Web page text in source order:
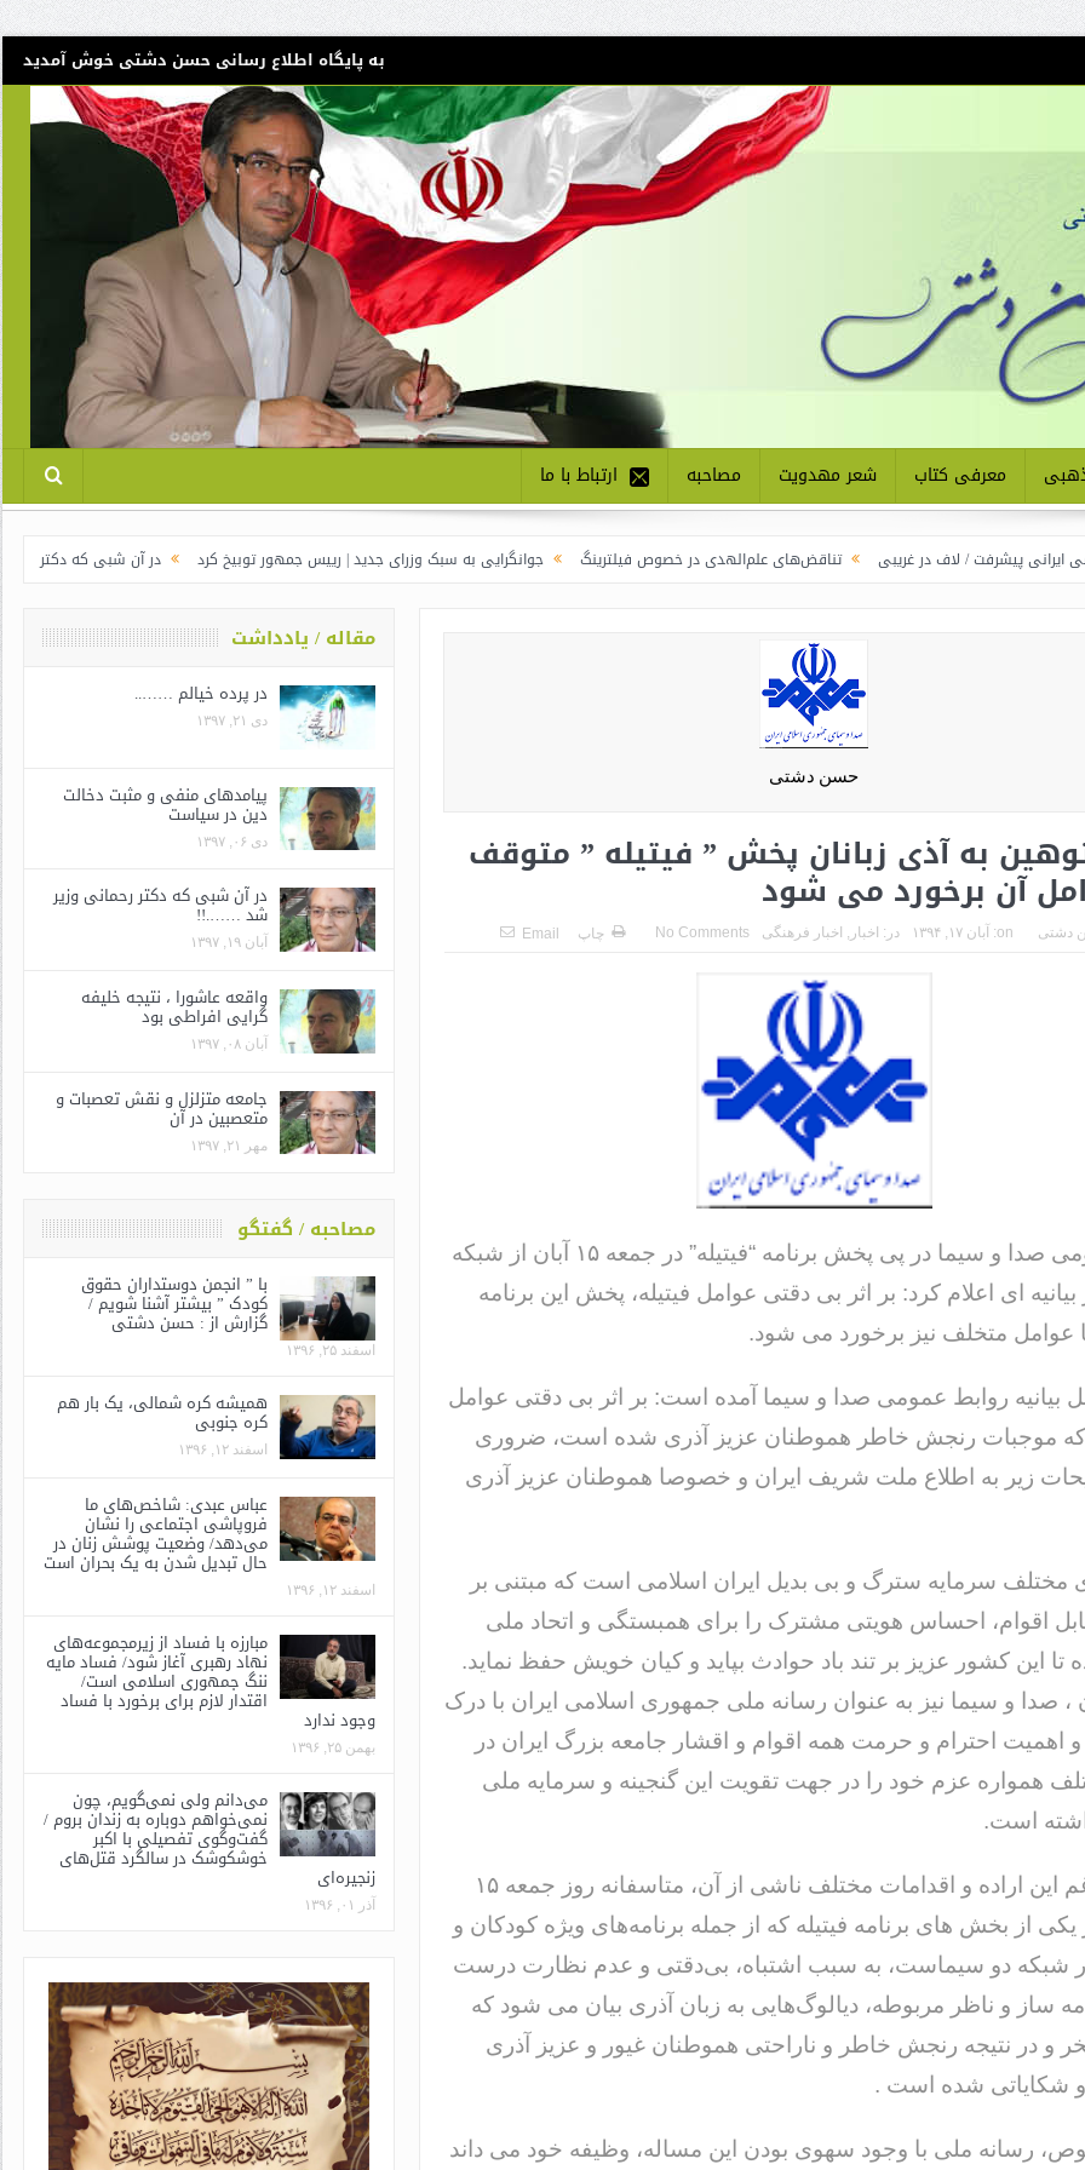
به پایگاه اطلاع رسانی حسن دشتی خوش آمدید
معرفی کتاب شعر مهدویت مصاحبه ارتباط با ما
/ لاف در غریبی تناقض‌های علم‌الهدی در خصوص فیلترینگ جوانگرایی به سبک وزرای جدید | رییس جمهور توبیخ کرد در آن شبی که دکتر رحمانی وزیر شد
حسن دشتی
به آذی زبانان پخش ” فیتیله ” متوقف
آن برخورد می شود
دشتی on: آبان ۱۷, ۱۳۹۴ در: اخبار , اخبار فرهنگی No Comments چاپ Email
روابط عمومی صدا و سیما در پی پخش برنامه “فیتیله” در جمعه ۱۵ آبان از شبکه
ای اعلام کرد: بر اثر بی دقتی عوامل فیتیله، پخش این برنامه
عوامل متخلف نیز برخورد می شود.
بیانیه روابط عمومی صدا و سیما آمده است: بر اثر بی دقتی عوامل
که موجبات رنجش خاطر هموطنان عزیز آذری شده است، ضروری
زیر به اطلاع ملت شریف ایران و خصوصا هموطنان عزیز آذری
مختلف سرمایه سترگ و بی بدیل ایران اسلامی است که مبتنی بر
اقوام، احساس هویتی مشترک را برای همبستگی و اتحاد ملی
تا این کشور عزیز بر تند باد حوادث بپاید و کیان خویش حفظ نماید.
، صدا و سیما نیز به عنوان رسانه ملی جمهوری اسلامی ایران با درک
و اهمیت احترام و حرمت همه اقوام و اقشار جامعه بزرگ ایران در
همواره عزم خود را در جهت تقویت این گنجینه و سرمایه ملی
است.
لیکن علیرغم این اراده و اقدامات مختلف ناشی از آن، متاسفانه روز جمعه ۱۵
یکی از بخش های برنامه فیتیله که از جمله برنامه‌های ویژه کودکان و
شبکه دو سیماست، به سبب اشتباه، بی‌دقتی و عدم نظارت درست
ساز و ناظر مربوطه، دیالوگ‌هایی به زبان آذری بیان می شود که
و در نتیجه رنجش خاطر و ناراحتی هموطنان غیور و عزیز آذری
شکایاتی شده است .
رسانه ملی با وجود سهوی بودن این مساله، وظیفه خود می داند
مقاله / یادداشت
در پرده خیالم ……..
دی ۲۱, ۱۳۹۷
پیامدهای منفی و مثبت دخالت
دین در سیاست
دی ۰۶, ۱۳۹۷
در آن شبی که دکتر رحمانی وزیر
شد …….!!
آبان ۱۹, ۱۳۹۷
واقعه عاشورا ، نتیجه خلیفه
گرایی افراطی بود
آبان ۰۸, ۱۳۹۷
جامعه متزلزل و نقش تعصبات و
متعصبین در آن
مهر ۲۱, ۱۳۹۷
مصاحبه / گفتگو
با ” انجمن دوستداران حقوق
کودک ” بیشتر آشنا شویم /
گزارش از : حسن دشتی
اسفند ۲۵, ۱۳۹۶
همیشه کره شمالی، یک بار هم
کره جنوبی
اسفند ۱۲, ۱۳۹۶
عباس عبدی: شاخص‌های ما
فروپاشی اجتماعی را نشان
می‌دهد/ وضعیت پوشش زنان در
حال تبدیل شدن به یک بحران است
اسفند ۱۲, ۱۳۹۶
مبارزه با فساد از زیرمجموعه‌های
نهاد رهبری آغاز شود/ فساد مایه
ننگ جمهوری اسلامی است/
اقتدار لازم برای برخورد با فساد
وجود ندارد
بهمن ۲۵, ۱۳۹۶
می‌دانم ولی نمی‌گویم، چون
نمی‌خواهم دوباره به زندان بروم /
گفت‌وگوی تفصیلی با اکبر
خوشکوشک در سالگرد قتل‌های
زنجیره‌ای
آذر ۰۱, ۱۳۹۶